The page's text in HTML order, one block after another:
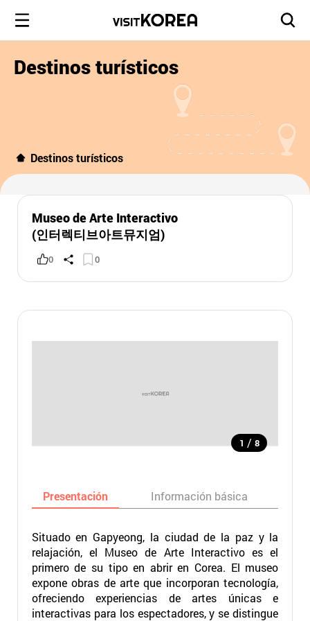
Destinos turísticos
Destinos turísticos
Museo de Arte Interactivo
(인터렉티브아트뮤지엄)
0 0
1 / 8
Presentación Información básica
Situado en Gapyeong, la ciudad de la paz y la
relajación, el Museo de Arte Interactivo es el
primero de su tipo en abrir en Corea. El museo
expone obras de arte que incorporan tecnología,
ofreciendo experiencias de artes únicas e
interactivas para los espectadores, y se distingue